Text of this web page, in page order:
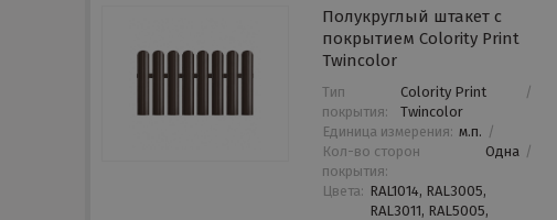
Полукруглый штакет с
покрытием Colority Print
Twincolor
Тип
покрытия:
Colority Print
Twincolor
/
Единица измерения: м.п. /
Кол-во сторон
покрытия:
Одна /
Цвета: RAL1014, RAL3005,
RAL3011, RAL5005,